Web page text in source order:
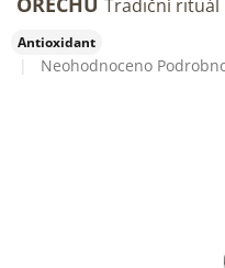
Tradiční rituál
Antioxidant
Průměrné
Neohodnoceno